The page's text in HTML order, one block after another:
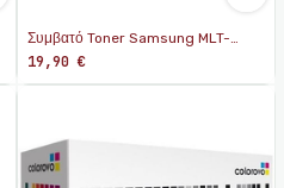
Συμβατό Toner Samsung MLT-
D1052L
19,90 €